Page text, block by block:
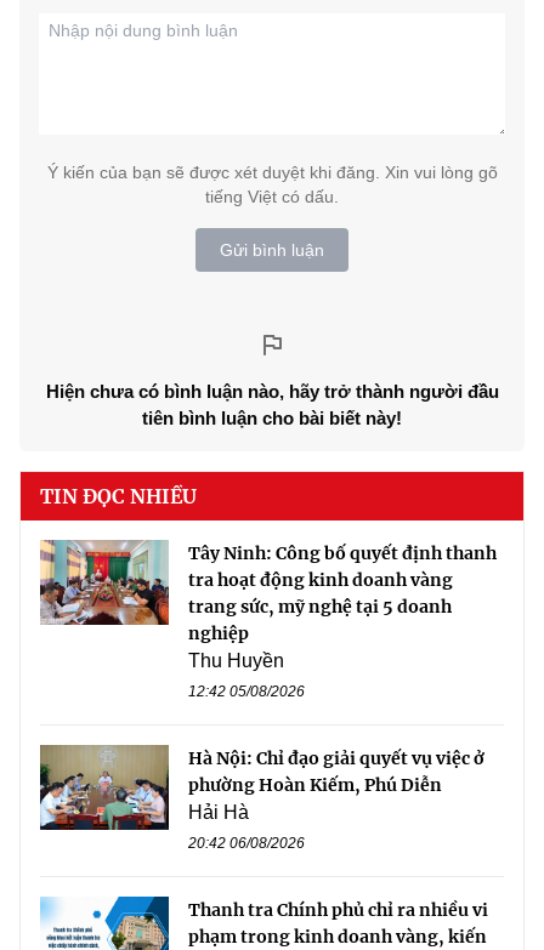
Ý kiến của bạn sẽ được xét duyệt khi đăng. Xin vui lòng gõ
tiếng Việt có dấu.
Gửi bình luận
Hiện chưa có bình luận nào, hãy trở thành người đầu
tiên bình luận cho bài biết này!
TIN ĐỌC NHIỀU
Tây Ninh: Công bố quyết định thanh
tra hoạt động kinh doanh vàng
trang sức, mỹ nghệ tại 5 doanh
nghiệp
Thu Huyền
12:42 05/08/2026
Hà Nội: Chỉ đạo giải quyết vụ việc ở
phường Hoàn Kiếm, Phú Diễn
Hải Hà
20:42 06/08/2026
Thanh tra Chính phủ chỉ ra nhiều vi
phạm trong kinh doanh vàng, kiến